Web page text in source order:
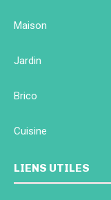
Maison
Jardin
Brico
Cuisine
LIENS UTILES